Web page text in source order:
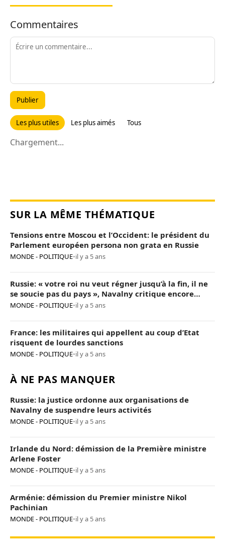
Commentaires
Publier
Les plus utiles Les plus aimés Tous
Chargement...
SUR LA MÊME THÉMATIQUE
Tensions entre Moscou et l’Occident: le président du
Parlement européen persona non grata en Russie
MONDE - POLITIQUE•il y a 5 ans
Russie: « votre roi nu veut régner jusqu’à la fin, il ne
se soucie pas du pays », Navalny critique encore
Poutine
MONDE - POLITIQUE•il y a 5 ans
France: les militaires qui appellent au coup d’Etat
risquent de lourdes sanctions
MONDE - POLITIQUE•il y a 5 ans
À NE PAS MANQUER
Russie: la justice ordonne aux organisations de
Navalny de suspendre leurs activités
MONDE - POLITIQUE•il y a 5 ans
Irlande du Nord: démission de la Première ministre
Arlene Foster
MONDE - POLITIQUE•il y a 5 ans
Arménie: démission du Premier ministre Nikol
Pachinian
MONDE - POLITIQUE•il y a 5 ans